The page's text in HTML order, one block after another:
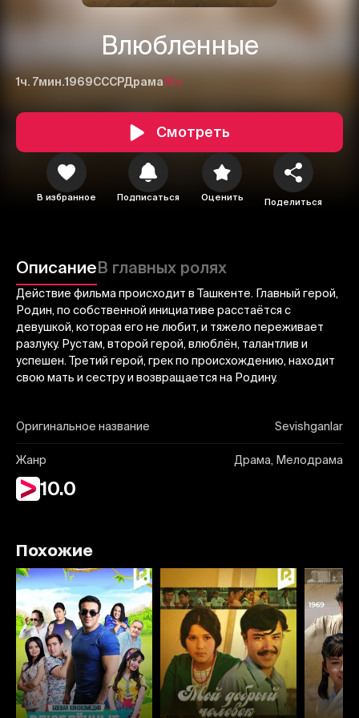
Влюбленные
1ч. 7мин.1969СССРДрама16+
Смотреть
В избранное Подписаться Оценить Поделиться
ОписаниеВ главных ролях
Действие фильма происходит в Ташкенте. Главный герой,
Родин, по собственной инициативе расстаётся с
девушкой, которая его не любит, и тяжело переживает
разлуку. Рустам, второй герой, влюблён, талантлив и
успешен. Третий герой, грек по происхождению, находит
свою мать и сестру и возвращается на Родину.
Оригинальное название Sevishganlar
Жанр Драма, Мелодрама
10.0
1 2 3
Отправить
Похожие